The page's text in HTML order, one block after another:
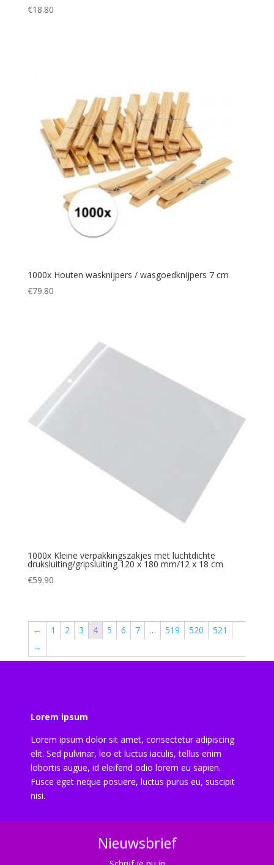
€18.80
1000x Houten wasknijpers / wasgoedknijpers 7 cm
€79.80
1000x Kleine verpakkingszakjes met luchtdichte
druksluiting/gripsluiting 120 x 180 mm/12 x 18 cm
€59.90
← 1 2 3 4 5 6 7 … 519 520
521
→
Lorem ipsum
Lorem ipsum dolor sit amet, consectetur adipiscing
elit. Sed pulvinar, leo et luctus iaculis, tellus enim
lobortis augue, id eleifend odio lorem eu sapien.
Fusce eget neque posuere, luctus purus eu, suscipit
nisi.
Nieuwsbrief